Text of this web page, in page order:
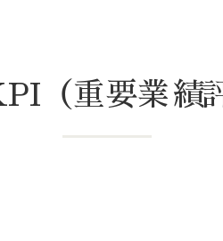
（重要業績